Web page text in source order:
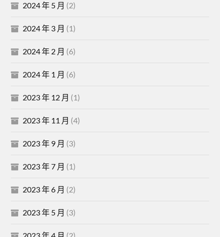
2024 年 5 月 (2)
2024 年 3 月 (1)
2024 年 2 月 (6)
2024 年 1 月 (6)
2023 年 12 月 (1)
2023 年 11 月 (4)
2023 年 9 月 (3)
2023 年 7 月 (1)
2023 年 6 月 (2)
2023 年 5 月 (3)